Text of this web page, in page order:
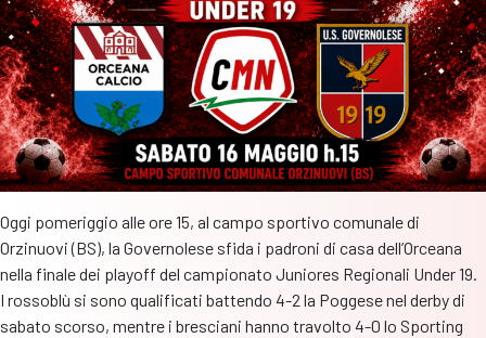
Sporting
Club
a
fare
festa
Oggi pomeriggio alle ore 15, al campo sportivo comunale di
Orzinuovi (BS), la Governolese sfida i padroni di casa dell’Orceana
nella finale dei playoff del campionato Juniores Regionali Under 19.
I rossoblù si sono qualificati battendo 4-2 la Poggese nel derby di
sabato scorso, mentre i bresciani hanno travolto 4-0 lo Sporting